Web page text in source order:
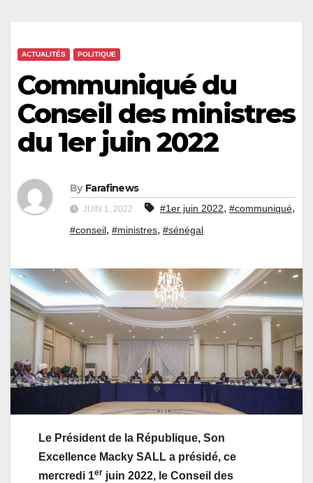
ACTUALITÉS POLITIQUE
Communiqué du
Conseil des ministres
du 1er juin 2022
By Farafinews
JUIN 1, 2022 #1er juin 2022, #communiqué,
#conseil, #ministres, #sénégal
Le Président de la République, Son
Excellence Macky SALL a présidé, ce
mercredi 1er juin 2022, le Conseil des